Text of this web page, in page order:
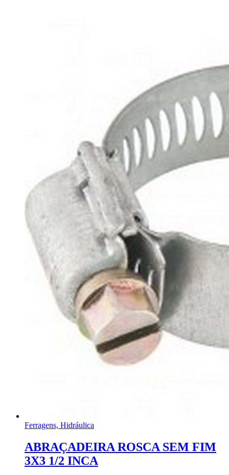
Ferragens, Hidráulica
ABRAÇADEIRA ROSCA SEM FIM
3X3 1/2 INCA